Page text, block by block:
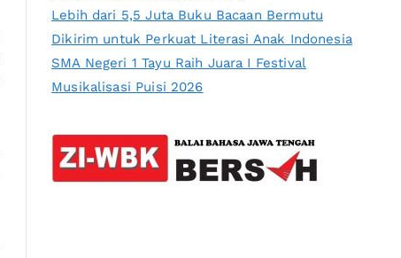
Lebih dari 5,5 Juta Buku Bacaan Bermutu
Dikirim untuk Perkuat Literasi Anak Indonesia
SMA Negeri 1 Tayu Raih Juara I Festival
Musikalisasi Puisi 2026